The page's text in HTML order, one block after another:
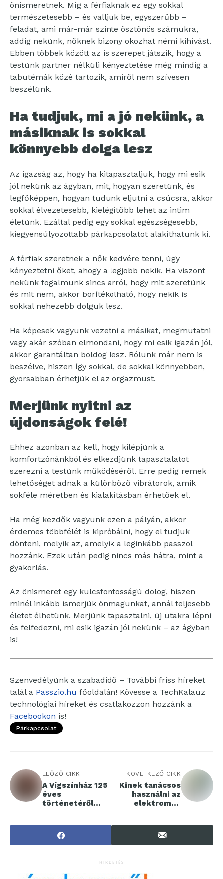
önismeretnek. Míg a férfiaknak ez egy sokkal
természetesebb – és valljuk be, egyszerűbb –
feladat, ami már-már szinte ösztönös számukra,
addig nekünk, nőknek bizony okozhat némi kihívást.
Ebben többek között az is szerepet játszik, hogy a
testünk partner nélküli kényeztetése még mindig a
tabutémák közé tartozik, amiről nem szívesen
beszélünk.
Ha tudjuk, mi a jó nekünk, a
másiknak is sokkal
könnyebb dolga lesz
Az igazság az, hogy ha kitapasztaljuk, hogy mi esik
jól nekünk az ágyban, mit, hogyan szeretünk, és
legfőképpen, hogyan tudunk eljutni a csúcsra, akkor
sokkal élvezetesebb, kielégítőbb lehet az intim
életünk. Ezáltal pedig egy sokkal egészségesebb,
kiegyensúlyozottabb párkapcsolatot alakíthatunk ki.
A férfiak szeretnek a nők kedvére tenni, úgy
kényeztetni őket, ahogy a legjobb nekik. Ha viszont
nekünk fogalmunk sincs arról, hogy mit szeretünk
és mit nem, akkor borítékolható, hogy nekik is
sokkal nehezebb dolguk lesz.
Ha képesek vagyunk vezetni a másikat, megmutatni
vagy akár szóban elmondani, hogy mi esik igazán jól,
akkor garantáltan boldog lesz. Rólunk már nem is
beszélve, hiszen így sokkal, de sokkal könnyebben,
gyorsabban érhetjük el az orgazmust.
Merjünk nyitni az
újdonságok felé!
Ehhez azonban az kell, hogy kilépjünk a
komfortzónánkból és elkezdjünk tapasztalatot
szerezni a testünk működéséről. Erre pedig remek
lehetőséget adnak a különböző vibrátorok, amik
sokféle méretben és kialakításban érhetőek el.
Ha még kezdők vagyunk ezen a pályán, akkor
érdemes többfélét is kipróbálni, hogy el tudjuk
dönteni, melyik az, amelyik a leginkább passzol
hozzánk. Ezek után pedig nincs más hátra, mint a
gyakorlás.
Az önismeret egy kulcsfontosságú dolog, hiszen
minél inkább ismerjük önmagunkat, annál teljesebb
életet élhetünk. Merjünk tapasztalni, új utakra lépni
és felfedezni, mi esik igazán jól nekünk – az ágyban
is!
Szenvedélyünk a szabadidő – További friss híreket
talál a Passzio.hu főoldalán! Kövesse a TechKalauz
technológiai híreket és csatlakozzon hozzánk a
Facebookon is!
Párkapcsolat
ELŐZŐ CIKK
A Vígszínház 125
éves
történetéről
Szalonban
KÖVETKEZŐ CIKK
Kinek tanácsos
használni az
elektromos
HIRDETÉS